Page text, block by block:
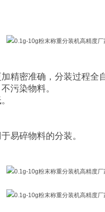
精密准确，分装过程全
污染物料。
易碎物料的分装。